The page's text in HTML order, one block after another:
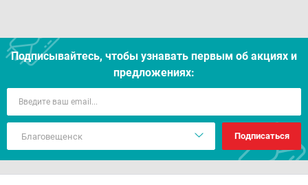
Подписывайтесь, чтобы узнавать первым об акцияx и
предложениях:
Подписаться